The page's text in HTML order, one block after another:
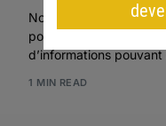
Nous sommes une
pouvons pas récolter
d’informations
1 MIN READ